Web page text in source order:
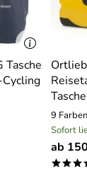
cm
ist nicht im
Tasche
Tasche
9 Farben
Sofort
ab